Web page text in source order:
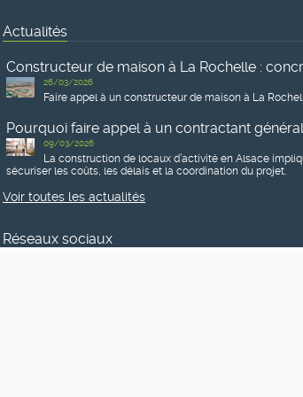
Actualités
Constructeur de maison à La Rochelle :
26/03/2026
Faire appel à un constructeur de maison à La
Pourquoi faire appel à un contractant
09/03/2026
La construction de locaux d’activité en Alsace
sécuriser les coûts, les délais et la coordination du projet.
Voir toutes les actualités
Réseaux sociaux